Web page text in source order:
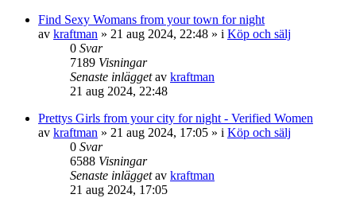
Find Sexy Womans from your town for night
av kraftman » 21 aug 2024, 22:48 » i Köp och sälj
0 Svar
7189 Visningar
Senaste inläggetav kraftman
21 aug 2024, 22:48
Prettys Girls from your city for night - Verified Women
av kraftman » 21 aug 2024, 17:05 » i Köp och sälj
0 Svar
6588 Visningar
Senaste inläggetav kraftman
21 aug 2024, 17:05